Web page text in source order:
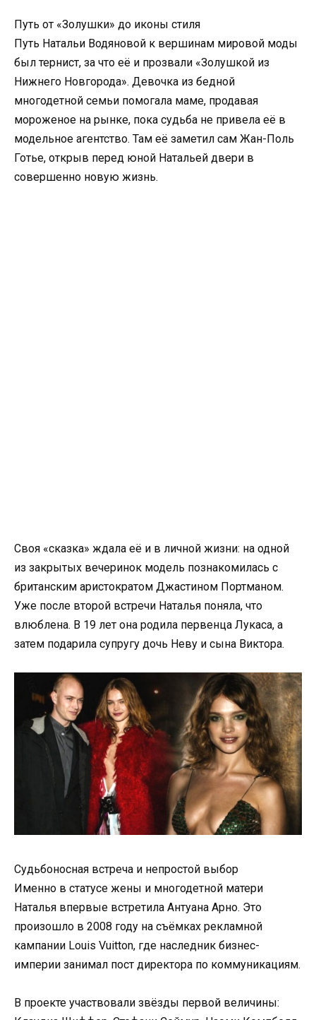
Путь от «Золушки» до иконы стиля
Путь Натальи Водяновой к вершинам мировой моды
был тернист, за что её и прозвали «Золушкой из
Нижнего Новгорода». Девочка из бедной
многодетной семьи помогала маме, продавая
мороженое на рынке, пока судьба не привела её в
модельное агентство. Там её заметил сам Жан-Поль
Готье, открыв перед юной Натальей двери в
совершенно новую жизнь.
Своя «сказка» ждала её и в личной жизни: на одной
из закрытых вечеринок модель познакомилась с
британским аристократом Джастином Портманом.
Уже после второй встречи Наталья поняла, что
влюблена. В 19 лет она родила первенца Лукаса, а
затем подарила супругу дочь Неву и сына Виктора.
Судьбоносная встреча и непростой выбор
Именно в статусе жены и многодетной матери
Наталья впервые встретила Антуана Арно. Это
произошло в 2008 году на съёмках рекламной
кампании Louis Vuitton, где наследник бизнес-
империи занимал пост директора по коммуникациям.
В проекте участвовали звёзды первой величины: